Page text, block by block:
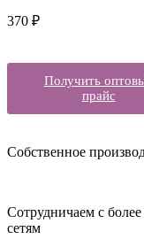
370 ₽
Получить
прайс
Собственное
Сотрудничаем с
сетям